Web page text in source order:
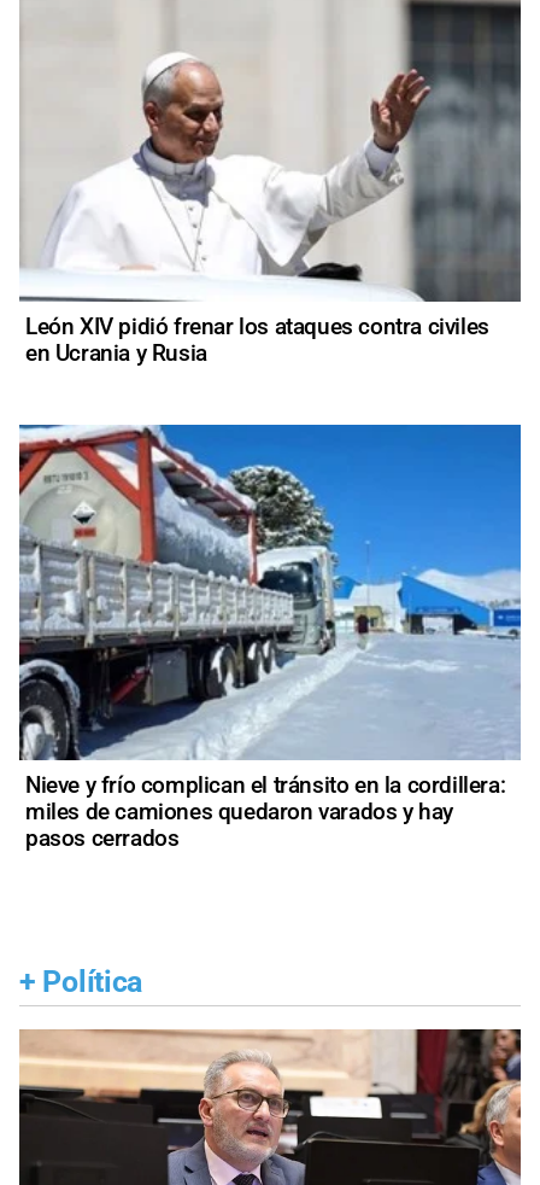
León XIV pidió frenar los ataques contra civiles
en Ucrania y Rusia
Nieve y frío complican el tránsito en la cordillera:
miles de camiones quedaron varados y hay
pasos cerrados
+ Política